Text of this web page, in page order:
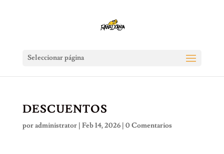
Seleccionar página
DESCUENTOS
poradministrator| Feb 14, 2026| 0 Comentarios